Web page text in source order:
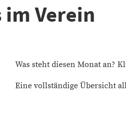
Verein
Was steht diesen Monat an?
Eine vollständige Übersicht